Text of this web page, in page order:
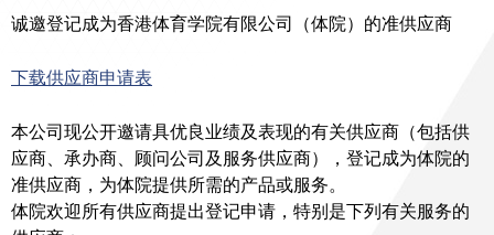
诚邀登记成为香港体育学院有限公司（体院）的准供应商
下载供应商申请表
本公司现公开邀请具优良业绩及表现的有关供应商（包括供
应商、承办商、顾问公司及服务供应商），登记成为体院的
准供应商，为体院提供所需的产品或服务。
体院欢迎所有供应商提出登记申请，特别是下列有关服务的